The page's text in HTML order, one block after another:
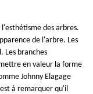
des arbres.
de l'arbre. Les
Les branches
en valeur la forme
Johnny Elagage
à remarquer qu'il